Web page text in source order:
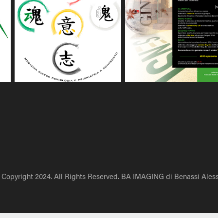
2024. All Rights Reserved. BA IMAGING di Benassi